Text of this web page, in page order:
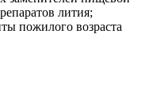
лития;
пожилого возраста